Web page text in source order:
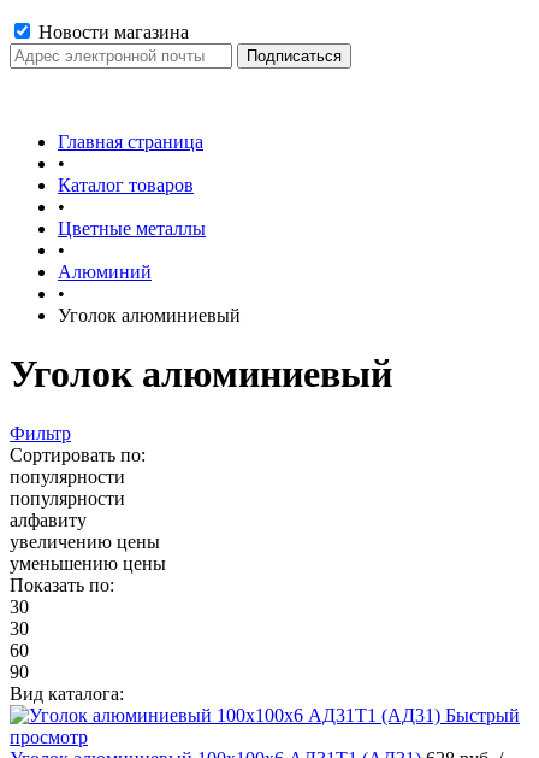
Новости магазина
Главная страница
•
Каталог товаров
•
Цветные металлы
•
Алюминий
•
Уголок алюминиевый
Уголок алюминиевый
Фильтр
Сортировать по:
популярности
популярности
алфавиту
увеличению цены
уменьшению цены
Показать по:
30
30
60
90
Вид каталога:
Быстрый
просмотр